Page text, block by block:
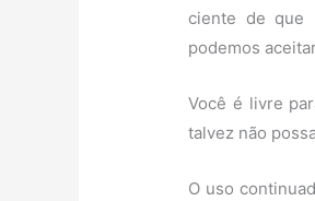
ciente de que
podemos
Você é livre
talvez não
O uso